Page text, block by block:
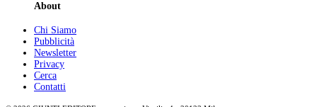
About
Chi Siamo
Pubblicità
Newsletter
Privacy
Cerca
Contatti